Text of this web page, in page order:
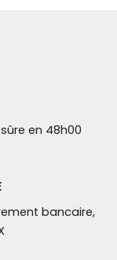
en 48h00
bancaire,